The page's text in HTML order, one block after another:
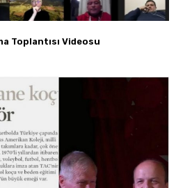
Toplantısı Videosu